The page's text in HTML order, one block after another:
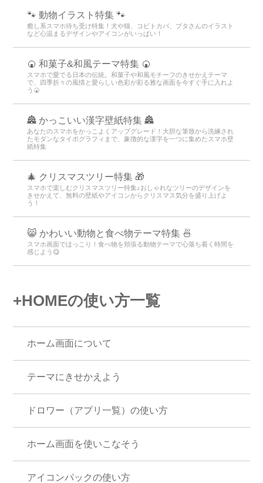
🐾 動物イラスト特集 🐾
癒し系スマホ待ち受け特集！犬や猫、コビトカバ、ブタさんのイラスト
など心温まるデザインやアイコンがいっぱい！
🍘 和菓子&和風テーマ特集 🍘
スマホで愛でる日本の伝統。和菓子や和風モチーフのきせかえテーマ
で、四季折々の風情と愛らしい色彩が彩る雅な画面を今すぐ手に入れよ
う🍘
🏯 かっこいい漢字壁紙特集 🏯
あなたのスマホをかっこよくアップグレード！大胆な筆致から洗練され
たモダンなタイポグラフィまで、象徴的な漢字を一つに集めたスマホ壁
紙特集
🎄 クリスマスツリー特集 🎁
スマホで楽しむクリスマスツリー特集♪おしゃれなツリーのデザインを
きせかえて、無料の壁紙やアイコンからクリスマス気分を盛り上げよ
う！
😸 かわいい動物と食べ物テーマ特集 🍜
スマホ画面でほっこり！食べ物を頬張る動物テーマで心落ち着く時間を
感じよう😋
+HOMEの使い方一覧
ホーム画面について
テーマにきせかえよう
ドロワー（アプリ一覧）の使い方
ホーム画面を使いこなそう
アイコンパックの使い方